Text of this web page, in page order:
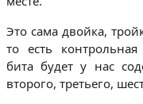
Это сама двойка,
то есть
бита будет у нас
второго, третьего,